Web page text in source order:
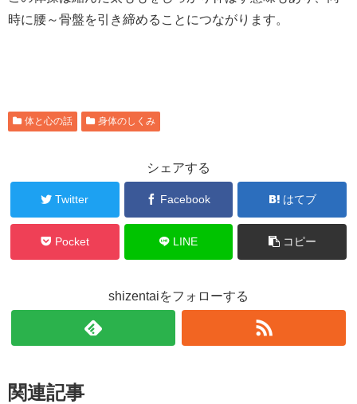
時に腰～骨盤を引き締めることにつながります。
体と心の話 身体のしくみ
シェアする
Twitter Facebook はてブ
Pocket LINE コピー
shizentaiをフォローする
関連記事